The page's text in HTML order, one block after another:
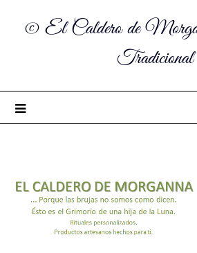
© El Caldero de
Tradicional